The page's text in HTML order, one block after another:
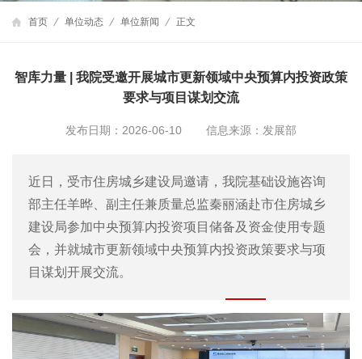
首页 单位动态 单位新闻 正文
智库力量 | 我院受邀开展城市更新领域中央预算内投资政策
要求与项目谋划交流
发布日期：2026-06-10 信息来源：发展部
近日，受市住房城乡建设局邀请，我院基础设施咨询
部主任羊晔、副主任兼质量总监秦丽涵赴市住房城乡
建设局参加中央预算内投资项目储备及资金使用专题
会，并就城市更新领域中央预算内投资政策要求与项
目谋划开展交流。